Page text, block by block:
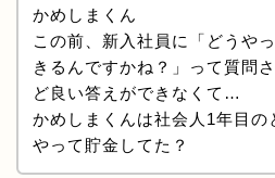
かめしまくん
この前、新入社員に「どうや
きるんですかね？」って質問
ど良い答えができなくて…
かめしまくんは社会人1年目の
やって貯金してた？